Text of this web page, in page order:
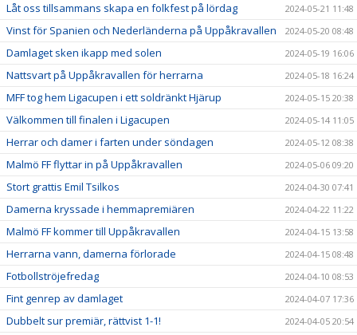
Låt oss tillsammans skapa en folkfest på lördag 2024-05-21 11:48
Vinst för Spanien och Nederländerna på Uppåkravallen 2024-05-20 08:48
Damlaget sken ikapp med solen 2024-05-19 16:06
Nattsvart på Uppåkravallen för herrarna 2024-05-18 16:24
MFF tog hem Ligacupen i ett soldränkt Hjärup 2024-05-15 20:38
Välkommen till finalen i Ligacupen 2024-05-14 11:05
Herrar och damer i farten under söndagen 2024-05-12 08:38
Malmö FF flyttar in på Uppåkravallen 2024-05-06 09:20
Stort grattis Emil Tsilkos 2024-04-30 07:41
Damerna kryssade i hemmapremiären 2024-04-22 11:22
Malmö FF kommer till Uppåkravallen 2024-04-15 13:58
Herrarna vann, damerna förlorade 2024-04-15 08:48
Fotbollströjefredag 2024-04-10 08:53
Fint genrep av damlaget 2024-04-07 17:36
Dubbelt sur premiär, rättvist 1-1! 2024-04-05 20:54